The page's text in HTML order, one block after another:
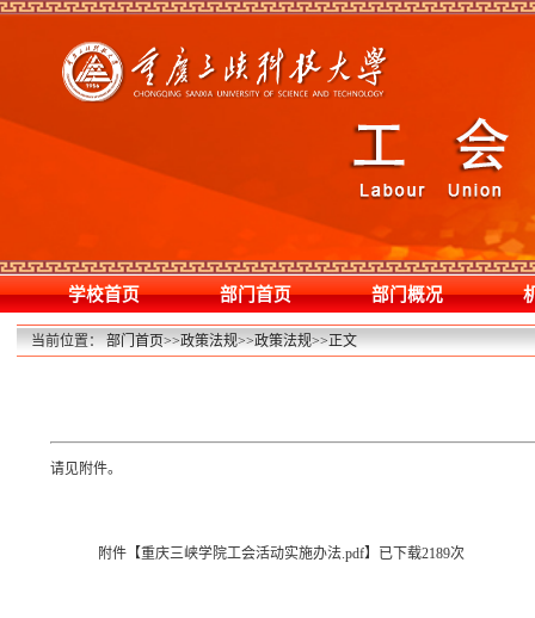
学校首页 部门首页 部门概况
当前位置：部门首页>>政策法规>>政策法规>>正文
请见附件。
附件【重庆三峡学院工会活动实施办法.pdf】已下载2189次